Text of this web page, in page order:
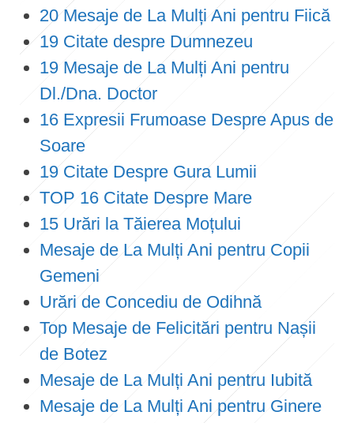
20 Mesaje de La Mulți Ani pentru Fiică
19 Citate despre Dumnezeu
19 Mesaje de La Mulți Ani pentru
Dl./Dna. Doctor
16 Expresii Frumoase Despre Apus de
Soare
19 Citate Despre Gura Lumii
TOP 16 Citate Despre Mare
15 Urări la Tăierea Moțului
Mesaje de La Mulți Ani pentru Copii
Gemeni
Urări de Concediu de Odihnă
Top Mesaje de Felicitări pentru Nașii
de Botez
Mesaje de La Mulți Ani pentru Iubită
Mesaje de La Mulți Ani pentru Ginere